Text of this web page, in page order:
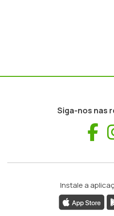
Siga-nos nas
Instale a